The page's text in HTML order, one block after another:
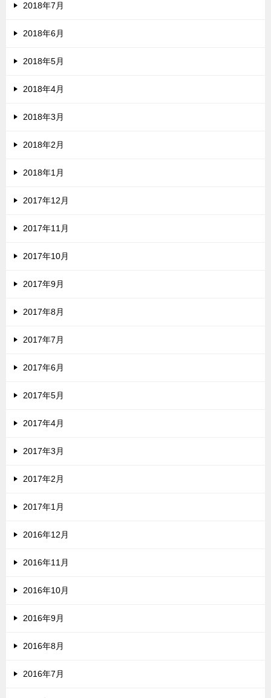
2018年7月
2018年6月
2018年5月
2018年4月
2018年3月
2018年2月
2018年1月
2017年12月
2017年11月
2017年10月
2017年9月
2017年8月
2017年7月
2017年6月
2017年5月
2017年4月
2017年3月
2017年2月
2017年1月
2016年12月
2016年11月
2016年10月
2016年9月
2016年8月
2016年7月